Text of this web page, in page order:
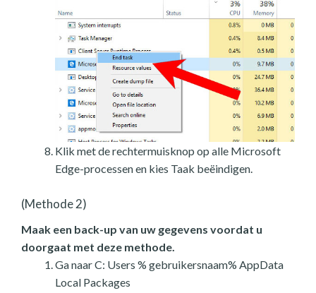
Klik met de rechtermuisknop op alle Microsoft
Edge-processen en kies Taak beëindigen.
(Methode 2)
Maak een back-up van uw gegevens voordat u
doorgaat met deze methode.
Ga naar C: Users % gebruikersnaam% AppData
Local Packages